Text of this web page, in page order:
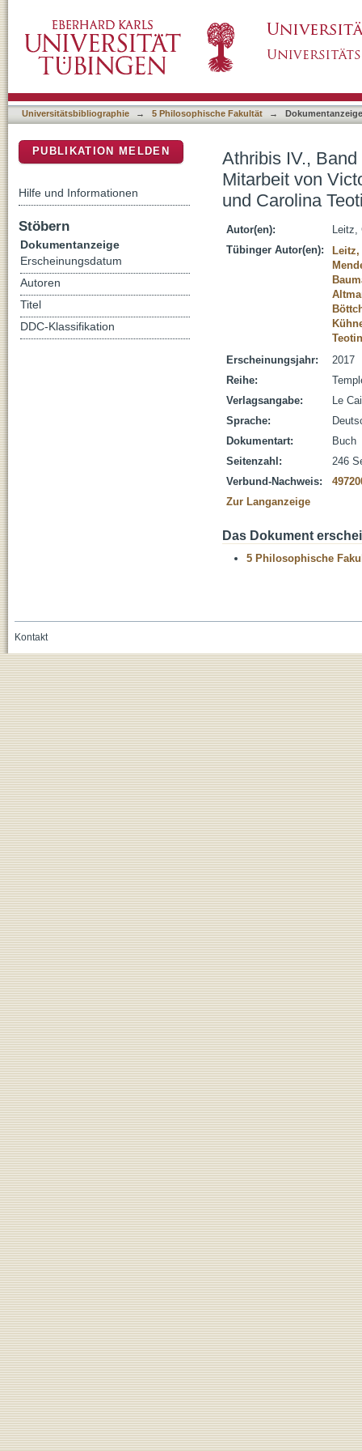
Altmann, Susan Böttcher, Marcel
Universitätsbibliographie → 5 Philosophische Fakultät → Dokumentanzeige
Athribis IV.,
Mitarbeit von
und Carolina
Autor(en):
Leitz,
Tübinger Autor(en):
Erscheinungsjahr:
2017
Reihe:
Verlagsangabe:
Le
Sprache:
Dokumentart:
Buch
Seitenzahl:
246
Verbund-Nachweis:
Zur Langanzeige
Das Dokument
5 Philosophische
PUBLIKATION MELDEN
Hilfe und Informationen
Stöbern
Dokumentanzeige
Erscheinungsdatum
Autoren
Titel
DDC-Klassifikation
Kontakt